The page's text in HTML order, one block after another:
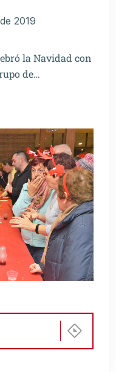
2019
la Navidad con
de…